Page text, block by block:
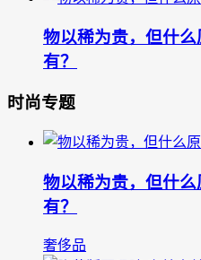
物以稀为贵，但什
有？
时尚专题
物以稀为贵，但什
有？
奢侈品